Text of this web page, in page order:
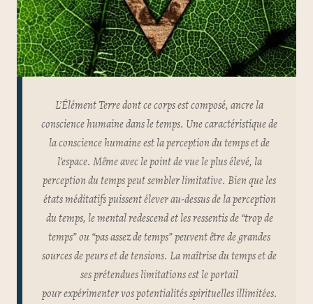
L’Élément Terre dont ce corps est composé, ancre la
conscience humaine dans le temps. Une caractéristique de
la conscience humaine est la perception du temps et de
l’espace. Même avec le point de vue le plus élevé, la
perception du temps peut sembler limitative. Bien que les
états méditatifs puissent élever au-dessus de la perception
du temps, le mental redescend et les ressentis de “trop de
temps” ou “pas assez de temps” peuvent être de grandes
sources de peurs et de tensions. La maîtrise du temps et de
ses prétendues limitations est le portail
pour expérimenter vos potentialités spirituelles illimitées.